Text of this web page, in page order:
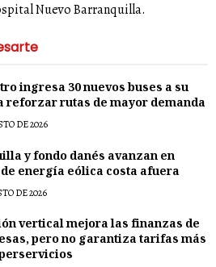
Nuevo Barranquilla.
ingresa 30 nuevos buses a su
reforzar rutas de mayor demanda
DE 2026
y fondo danés avanzan en
energía eólica costa afuera
DE 2026
vertical mejora las finanzas de
pero no garantiza tarifas más